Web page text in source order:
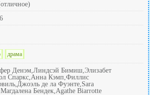
драма
Денэм,Линдсэй Бимиш,Элизабет
Спаркс,Анна Кэмп,Филлис
де ла Фуэнте,Sara
Бендек,Agathe Biarrotte